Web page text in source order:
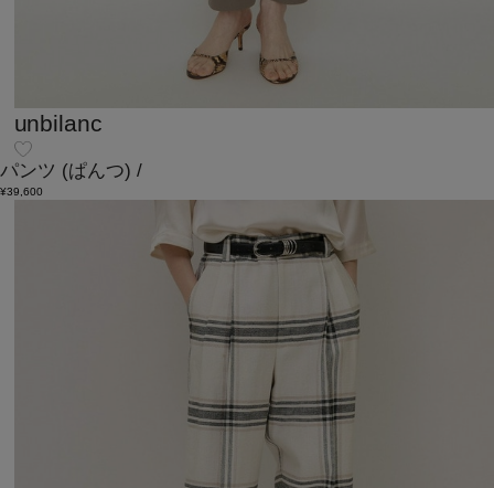
unbilanc
パンツ (ぱんつ) /
¥39,600